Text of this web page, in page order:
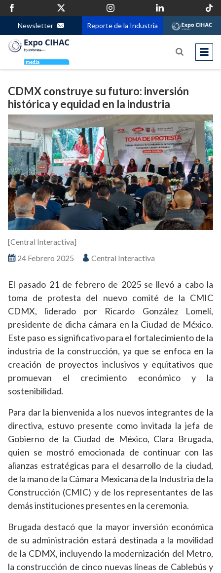
Newsletter Reporte de la Industria
CDMX construye su futuro: inversión
histórica y equidad en la industria
24 Febrero 2025 Central Interactiva
[Central Interactiva]
El pasado 21 de febrero de 2025 se llevó a cabo la
toma de protesta del nuevo comité de la CMIC
CDMX, liderado por Ricardo González Lomelí,
presidente de dicha cámara en la Ciudad de México.
Este paso es significativo para el fortalecimiento de la
industria de la construcción, ya que se enfoca en la
creación de proyectos inclusivos y equitativos que
promuevan el crecimiento económico y la
sostenibilidad.
Para dar la bienvenida a los nuevos integrantes de la
directiva, estuvo presente como invitada la jefa de
Gobierno de la Ciudad de México, Clara Brugada,
quien se mostró emocionada de continuar con las
alianzas estratégicas para el desarrollo de la ciudad,
de la mano de la Cámara Mexicana de la Industria de la
Construcción (CMIC) y de los representantes de las
demás instituciones presentes en la ceremonia.
Brugada destacó que la mayor inversión económica
de su administración estará destinada a la movilidad
de la CDMX, incluyendo la modernización del Metro,
la construcción de cinco nuevas líneas de Cablebús y